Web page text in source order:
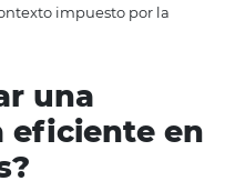
hoteles, ya que es el
a menudo determina
del hotel. Es
de la organización que
que es y lo que no es